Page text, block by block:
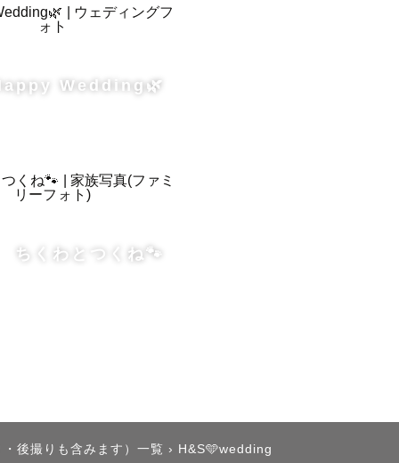
Wedding🌿
ちくわとつくね🐾
後撮りも含みます）一覧 › H&S🩵wedding